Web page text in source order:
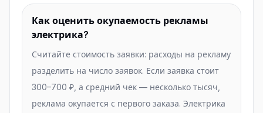
Как оценить окупаемость рекламы
электрика?
Считайте стоимость заявки: расходы на рекламу
разделить на число заявок. Если заявка стоит
300–700 ₽, а средний чек — несколько тысяч,
реклама окупается с первого заказа. Электрика